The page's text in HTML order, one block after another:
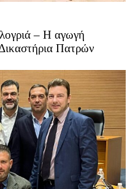
– Η αγωγή
Πατρών